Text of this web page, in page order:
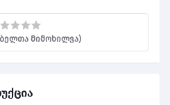
მიმოხილვა)